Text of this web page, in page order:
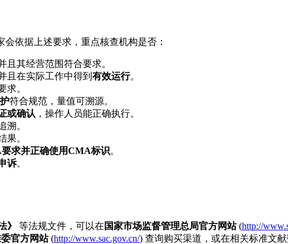
依据上述要求，重点核查机构是否：
且其经营范围符合要求。
且在实际工作中得到 有效运行。
求。
符合规范，量值可溯源。
或确认 ，操作人员能正确执行。
溯。
果。
求并正确使用CMA标识。
诉。
》 等法规文件，可以在 国家市场监督管理总局官方网站(http://
官方网站(http://www.sac.gov.cn/) 查询购买渠道，或在相关标准文献